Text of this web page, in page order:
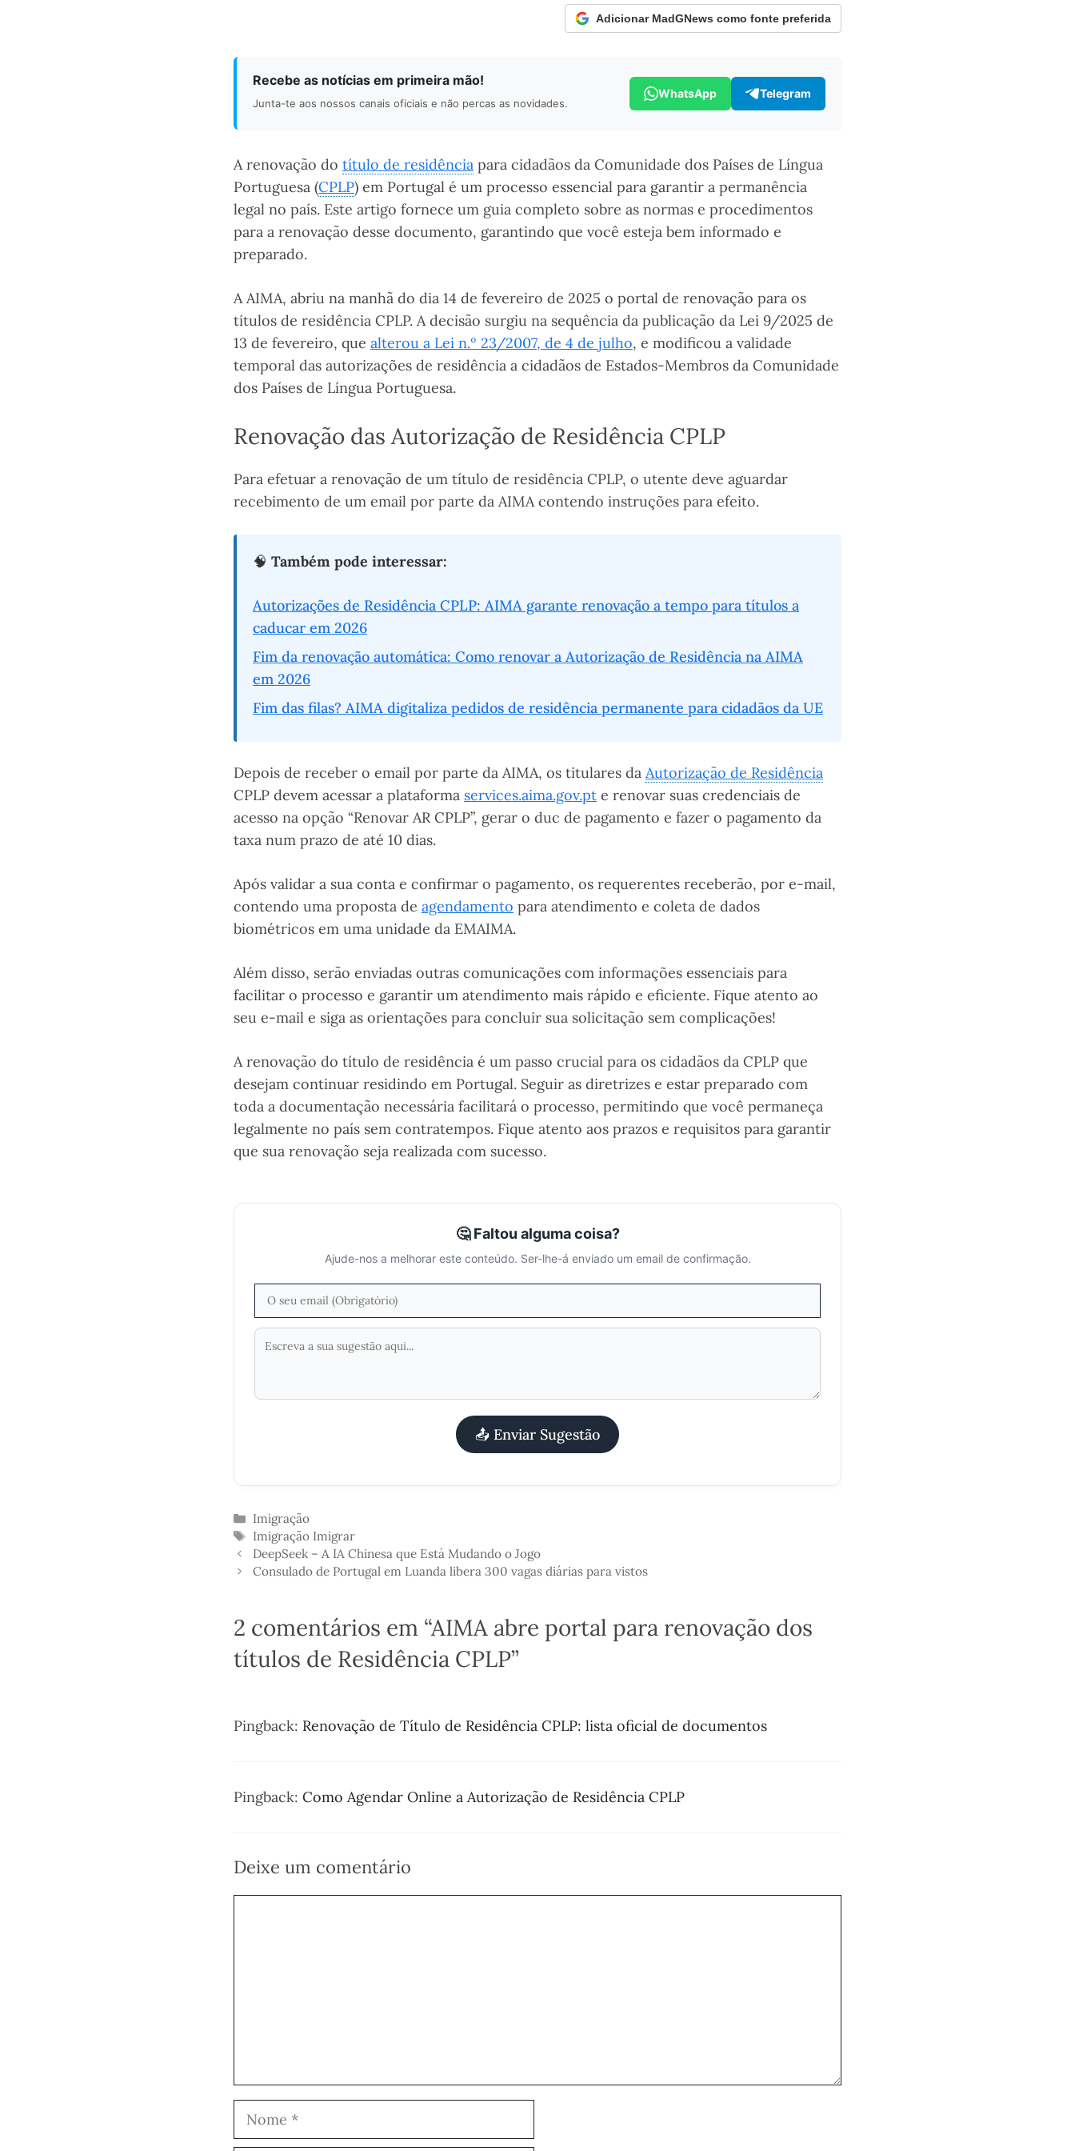
Adicionar MadGNews como fonte preferida
Recebe as notícias em primeira mão!
Junta-te aos nossos canais oficiais e não percas as novidades.
WhatsApp Telegram
A renovação do título de residência para cidadãos da Comunidade dos Países de Língua
Portuguesa (CPLP) em Portugal é um processo essencial para garantir a permanência
legal no país. Este artigo fornece um guia completo sobre as normas e procedimentos
para a renovação desse documento, garantindo que você esteja bem informado e
preparado.
A AIMA, abriu na manhã do dia 14 de fevereiro de 2025 o portal de renovação para os
títulos de residência CPLP. A decisão surgiu na sequência da publicação da Lei 9/2025 de
13 de fevereiro, que alterou a Lei n.º 23/2007, de 4 de julho, e modificou a validade
temporal das autorizações de residência a cidadãos de Estados-Membros da Comunidade
dos Países de Língua Portuguesa.
Renovação das Autorização de Residência CPLP
Para efetuar a renovação de um título de residência CPLP, o utente deve aguardar
recebimento de um email por parte da AIMA contendo instruções para efeito.
🧠 Também pode interessar:
Autorizações de Residência CPLP: AIMA garante renovação a tempo para títulos a
caducar em 2026
Fim da renovação automática: Como renovar a Autorização de Residência na AIMA
em 2026
Fim das filas? AIMA digitaliza pedidos de residência permanente para cidadãos da UE
Depois de receber o email por parte da AIMA, os titulares da Autorização de Residência
CPLP devem acessar a plataforma services.aima.gov.pt e renovar suas credenciais de
acesso na opção “Renovar AR CPLP”, gerar o duc de pagamento e fazer o pagamento da
taxa num prazo de até 10 dias.
Após validar a sua conta e confirmar o pagamento, os requerentes receberão, por e-mail,
contendo uma proposta de agendamento para atendimento e coleta de dados
biométricos em uma unidade da EMAIMA.
Além disso, serão enviadas outras comunicações com informações essenciais para
facilitar o processo e garantir um atendimento mais rápido e eficiente. Fique atento ao
seu e-mail e siga as orientações para concluir sua solicitação sem complicações!
A renovação do título de residência é um passo crucial para os cidadãos da CPLP que
desejam continuar residindo em Portugal. Seguir as diretrizes e estar preparado com
toda a documentação necessária facilitará o processo, permitindo que você permaneça
legalmente no país sem contratempos. Fique atento aos prazos e requisitos para garantir
que sua renovação seja realizada com sucesso.
🤔 Faltou alguma coisa?
Ajude-nos a melhorar este conteúdo. Ser-lhe-á enviado um email de confirmação.
📤 Enviar Sugestão
Categorias
Imigração
Etiquetas
Imigração Imigrar
DeepSeek – A IA Chinesa que Está Mudando o Jogo
Consulado de Portugal em Luanda libera 300 vagas diárias para vistos
2 comentários em “AIMA abre portal para renovação dos
títulos de Residência CPLP”
Pingback: Renovação de Título de Residência CPLP: lista oficial de documentos
Pingback: Como Agendar Online a Autorização de Residência CPLP
Deixe um comentário
Nome